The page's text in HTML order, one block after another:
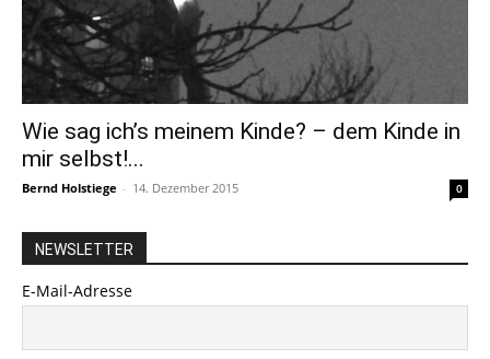
Wie sag ich’s meinem Kinde? – dem Kinde in
mir selbst!...
Bernd Holstiege - 14. Dezember 2015 0
NEWSLETTER
E-Mail-Adresse